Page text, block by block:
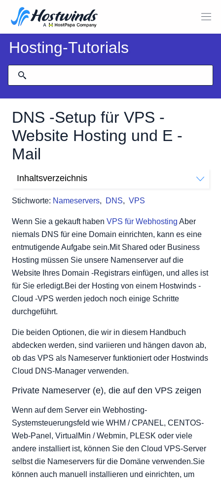
Hosting-Tutorials
DNS -Setup für VPS -
Website Hosting und E -
Mail
Stichworte: Nameservers, DNS, VPS
Inhaltsverzeichnis
Cloud DNS Manager.
Wenn Sie a gekauft haben VPS für Webhosting Aber
niemals DNS für eine Domain einrichten, kann es eine
entmutigende Aufgabe sein.Mit Shared oder Business
Hosting müssen Sie unsere Namenserver auf die
Website Ihres Domain -Registrars einfügen, und alles ist
für Sie erledigt.Bei der Hosting von einem Hostwinds -
Cloud -VPS werden jedoch noch einige Schritte
durchgeführt.
Die beiden Optionen, die wir in diesem Handbuch
abdecken werden, sind variieren und hängen davon ab,
ob das VPS als Nameserver funktioniert oder Hostwinds
Cloud DNS-Manager verwenden.
Private Nameserver (e), die auf den VPS zeigen
Wenn auf dem Server ein Webhosting-
Systemsteuerungsfeld wie WHM / CPANEL, CENTOS-
Web-Panel, VirtualMin / Webmin, PLESK oder viele
andere installiert ist, können Sie den Cloud VPS-Server
selbst die Nameservers für die Domäne verwenden.Sie
können auch manuell installieren und einrichten, um